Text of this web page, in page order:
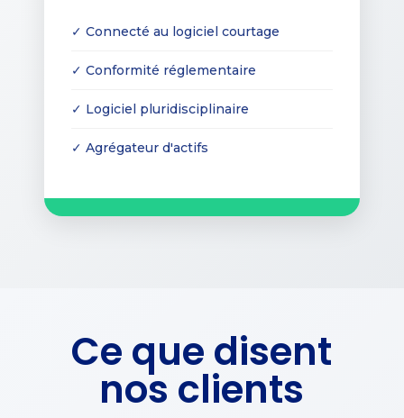
✓ Connecté au logiciel courtage
✓ Conformité réglementaire
✓ Logiciel pluridisciplinaire
✓ Agrégateur d'actifs
Ce que disent
nos clients